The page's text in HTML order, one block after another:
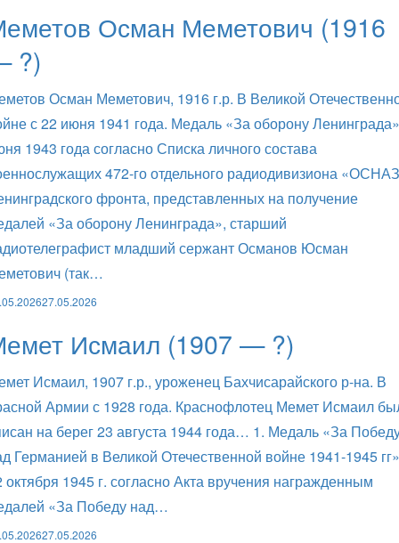
Осман Меметович (1916
?)
Осман Меметович, 1916 г.р. В Великой
с 22 июня 1941 года. Медаль «За оборону
1943 года согласно Списка личного состава
472-го отдельного радиодивизиона
фронта, представленных на получение
«За оборону Ленинграда», старший
младший сержант Османов Юсман
(так…
27.05.2026
Исмаил (1907 — ?)
Исмаил, 1907 г.р., уроженец Бахчисарайского р-на. В
Армии с 1928 года. Краснофлотец Мемет Исмаил
на берег 23 августа 1944 года… 1. Медаль «За
Германией в Великой Отечественной войне 1941-1945 гг»
октября 1945 г. согласно Акта вручения награжденным
«За Победу над…
27.05.2026